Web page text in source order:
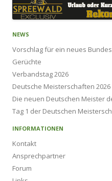
NEWS
Vorschlag für ein neues
Gerüchte
Verbandstag 2026
Deutsche Meisterschaften 2026
Die neuen Deutschen Meister
Tag 1 der Deutschen
INFORMATIONEN
Kontakt
Ansprechpartner
Forum